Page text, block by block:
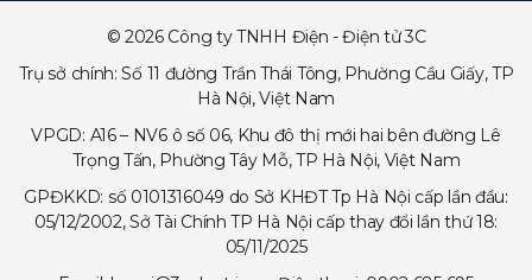
© 2026 Công ty TNHH Điện - Điện tử 3C
Trụ sở chính: Số 11 đường Trần Thái Tông, Phường Cầu Giấy, TP
Hà Nội, Việt Nam
VPGD: A16 – NV6 ô số 06, Khu đô thị mới hai bên đường Lê
Trọng Tấn, Phường Tây Mỗ, TP Hà Nội, Việt Nam
GPĐKKD: số 0101316049 do Sở KHĐT Tp Hà Nội cấp lần đầu:
05/12/2002, Sở Tài Chính TP Hà Nội cấp thay đổi lần thứ 18:
05/11/2025